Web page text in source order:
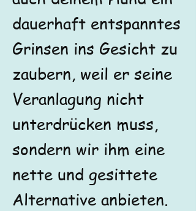
dauerhaft entspanntes
Grinsen ins Gesicht zu
zaubern, weil er seine
Veranlagung nicht
unterdrücken muss,
sondern wir ihm eine
nette und gesittete
Alternative anbieten.